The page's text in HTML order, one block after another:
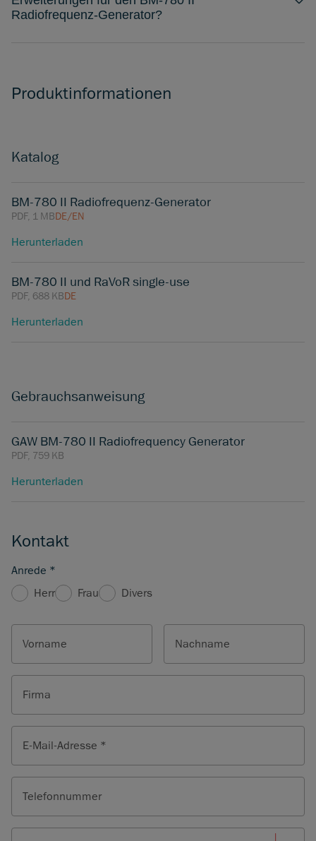
Radiofrequenz-Generator?
Produktinformationen
Katalog
BM-780 II Radiofrequenz-Generator
PDF, 1 MBDE/EN
Herunterladen
BM-780 II und RaVoR single-use
PDF, 688 KBDE
Herunterladen
Gebrauchsanweisung
GAW BM-780 II Radiofrequency Generator
PDF, 759 KB
Herunterladen
Kontakt
Anrede *
Herr
Frau Divers
Vorname Nachname
Firma
E-Mail-Adresse *
Telefonnummer